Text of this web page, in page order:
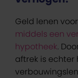
Geld lenen
middels een
hypotheek.
aftrek is echter